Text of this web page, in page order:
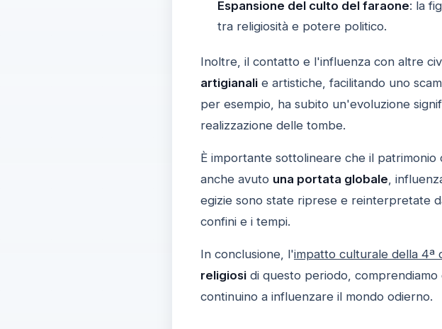
Espansione del culto del faraone: la
tra religiosità e potere politico.
Inoltre, il contatto e l'influenza con altre
artigianalie artistiche, facilitando uno
per esempio, ha subito un'evoluzione
realizzazione delle tombe.
È importante sottolineare che il
anche avuto una portata globale,
egizie sono state riprese e reinterpretate
confini e i tempi.
In conclusione, l'impatto culturale della 4ª
religiosidi questo periodo, comprendiamo
continuino a influenzare il mondo odierno.